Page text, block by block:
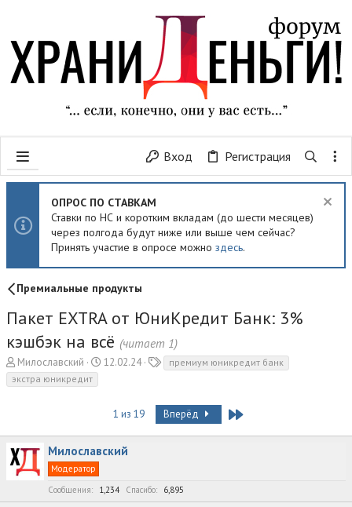
Вход Регистрация
ОПРОС ПО СТАВКАМ
Ставки по НС и коротким вкладам (до шести месяцев)
через полгода будут ниже или выше чем сейчас?
Принять участие в опросе можно здесь.
Премиальные продукты
Пакет EXTRA от ЮниКредит Банк: 3%
кэшбэк на всё (читает 1)
А
в
т
е
м
ы
Милославский
Д
ч
а
12.02.24
и
премиум юникредит банк
экстра юникредит
1 из 19 Вперёд Last
Милославский
Модератор
Сообщения
1,234 Спасибо 6,895